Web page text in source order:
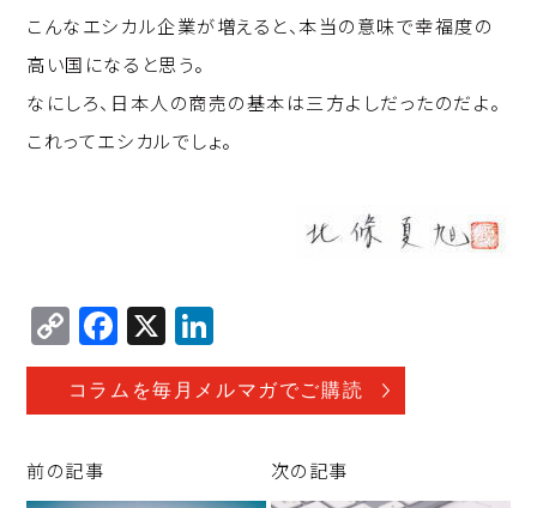
こんなエシカル企業が増えると、本当の意味で幸福度の
高い国になると思う。
なにしろ、日本人の商売の基本は三方よしだったのだよ。
これってエシカルでしょ。
C
o
p
Li
F
a
c
X
n
k
コラムを毎月メルマガでご購読
前の記事 次の記事